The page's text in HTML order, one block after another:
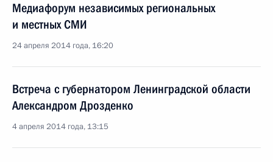
Медиафорум независимых региональных
и местных СМИ
24 апреля 2014 года, 16:20
Встреча с губернатором Ленинградской области
Александром Дрозденко
4 апреля 2014 года, 13:15